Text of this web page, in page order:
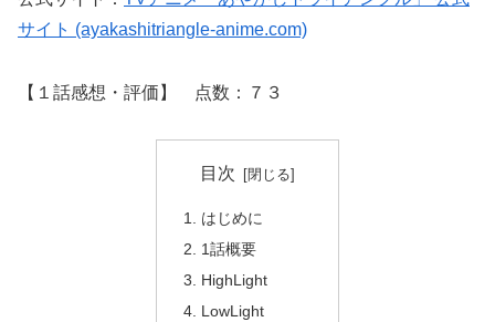
サイト (ayakashitriangle-anime.com)
【１話感想・評価】 点数：７３
目次
はじめに
1話概要
HighLight
LowLight